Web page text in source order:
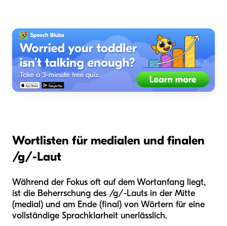
Wortlisten für medialen und finalen
/g/-Laut
Während der Fokus oft auf dem Wortanfang liegt,
ist die Beherrschung des /g/-Lauts in der Mitte
(medial) und am Ende (final) von Wörtern für eine
vollständige Sprachklarheit unerlässlich.